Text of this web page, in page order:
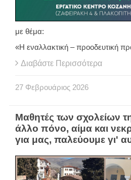
με θέμα:
«Η εναλλακτική – προοδευτική
Διαβάστε Περισσότερα
27 Φεβρουάριος 2026
Μαθητές των σχολείων
άλλο πόνο, αίμα και
για μας, παλεύουμε γι'